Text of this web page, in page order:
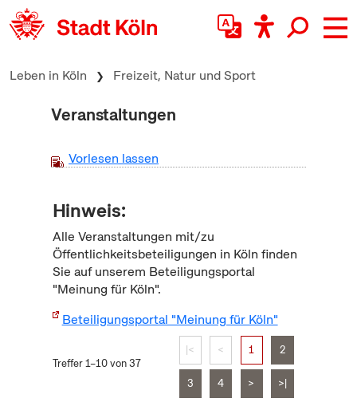
zum Inhalt springen
Leben in Köln Freizeit, Natur und Sport
Veranstaltungen
Vorlesen lassen
Hinweis:
Alle Veranstaltungen mit/zu
Öffentlichkeitsbeteiligungen in Köln finden
Sie auf unserem Beteiligungsportal
"Meinung für Köln".
Beteiligungsportal "Meinung für Köln"
Treffer 1–10 von 37
|< < 1 2
3 4 > >|